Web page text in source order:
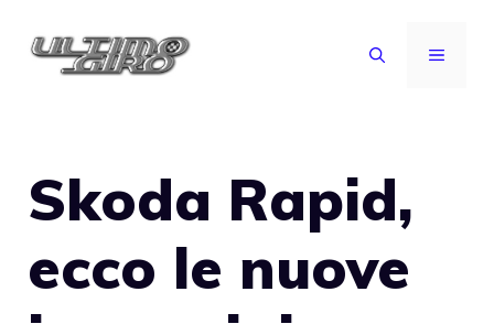
MENU
Skoda Rapid,
ecco le nuove